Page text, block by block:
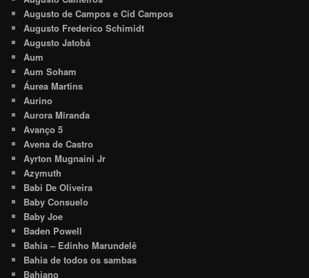
Augusto de Campos e Cid Campos
Augusto Frederico Schimidt
Augusto Jatobá
Aum
Aum Soham
Áurea Martins
Aurino
Aurora Miranda
Avanço 5
Avena de Castro
Ayrton Mugnaini Jr
Azymuth
Babi De Oliveira
Baby Consuelo
Baby Joe
Baden Powell
Bahia – Edinho Marundelê
Bahia de todos os sambas
Bahiano